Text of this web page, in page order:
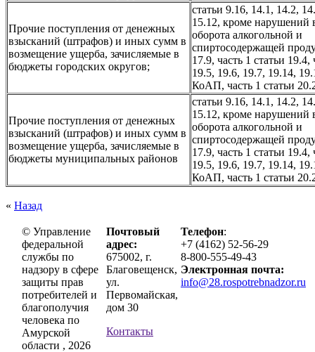
Прочие поступления от денежных
взысканий (штрафов) и иных сумм в
возмещение ущерба, зачисляемые в
бюджеты городских округов;
статьи 9.16, 14.1, 14.2,
15.12, кроме нарушений
оборота алкогольной и
спиртосодержащей
17.9, часть 1 статьи 19.4,
19.5, 19.6, 19.7, 19.14,
КоАП, часть 1 статьи
Прочие поступления от денежных
взысканий (штрафов) и иных сумм в
возмещение ущерба, зачисляемые в
бюджеты муниципальных районов
статьи 9.16, 14.1, 14.2,
15.12, кроме нарушений
оборота алкогольной и
спиртосодержащей
17.9, часть 1 статьи 19.4,
19.5, 19.6, 19.7, 19.14,
КоАП, часть 1 статьи
« Назад
© Управление
федеральной
службы по
надзору в сфере
защиты прав
потребителей и
благополучия
человека по
Амурской
области , 2026
Почтовый
адрес:
675002, г.
Благовещенск,
ул.
Первомайская,
дом 30
Контакты
Телефон:
+7 (4162) 52-56-29
8-800-555-49-43
Электронная почта:
info@28.rospotrebnadzor.ru